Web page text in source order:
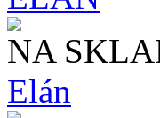
NA
Elán